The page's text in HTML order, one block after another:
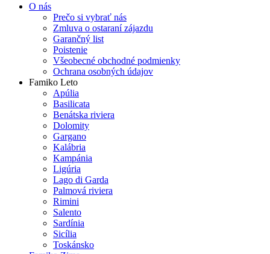
O nás
Prečo si vybrať nás
Zmluva o ostaraní zájazdu
Garančný list
Poistenie
Všeobecné obchodné podmienky
Ochrana osobných údajov
Famiko Leto
Apúlia
Basilicata
Benátska riviera
Dolomity
Gargano
Kalábria
Kampánia
Ligúria
Lago di Garda
Palmová riviera
Rimini
Salento
Sardínia
Sicília
Toskánsko